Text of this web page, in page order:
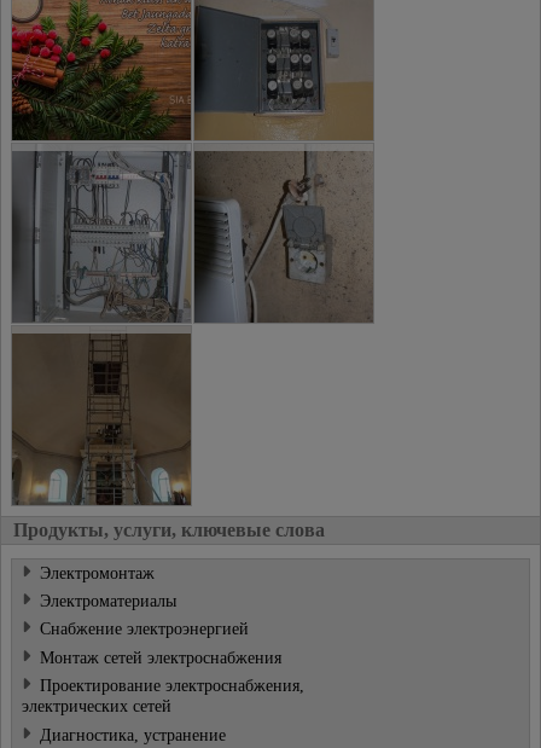
Продукты, услуги, ключевые слова
Электромонтаж
Электроматериалы
Снабжение электроэнергией
Монтаж сетей электроснабжения
Проектирование электроснабжения,
электрических сетей
Диагностика, устранение